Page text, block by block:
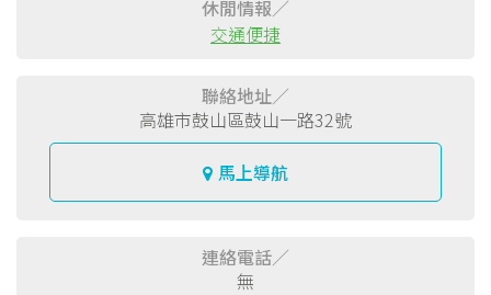
休閒情報／
交通便捷
聯絡地址／
高雄市鼓山區鼓山一路32號
馬上導航
連絡電話／
無